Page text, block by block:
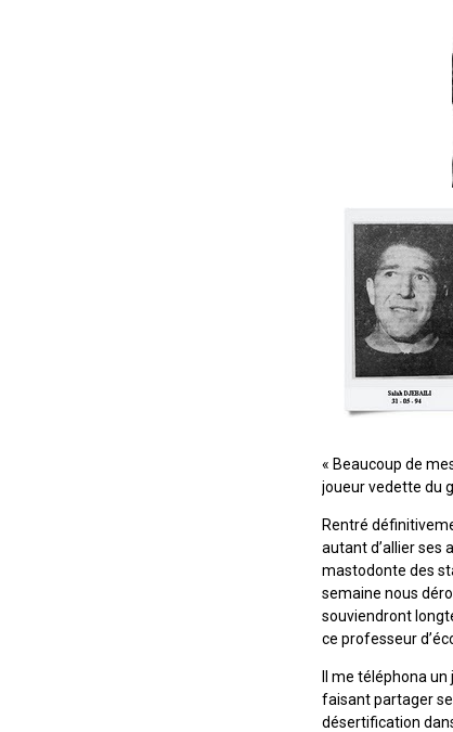
« Beaucoup de
joueur vedette du
Rentré
autant d’allier ses
mastodonte des
semaine nous
souviendront
ce professeur
Il me téléphona
faisant partager
désertification